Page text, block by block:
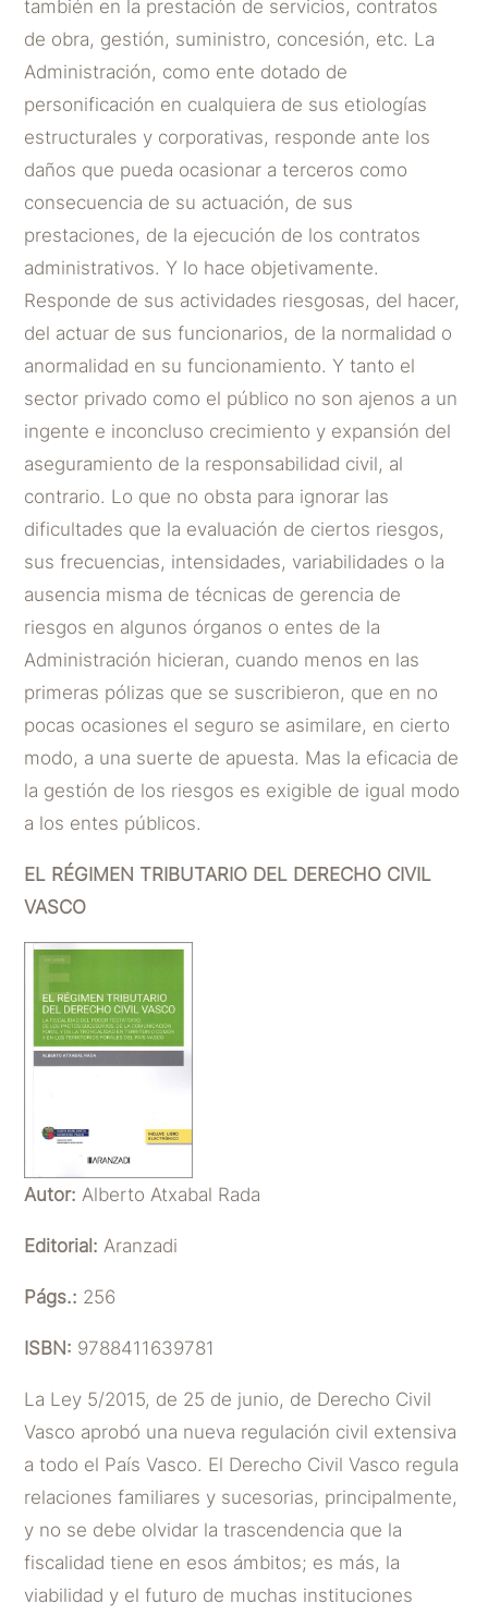
también en la prestación de servicios, contratos
de obra, gestión, suministro, concesión, etc. La
Administración, como ente dotado de
personificación en cualquiera de sus etiologías
estructurales y corporativas, responde ante los
daños que pueda ocasionar a terceros como
consecuencia de su actuación, de sus
prestaciones, de la ejecución de los contratos
administrativos. Y lo hace objetivamente.
Responde de sus actividades riesgosas, del hacer,
del actuar de sus funcionarios, de la normalidad o
anormalidad en su funcionamiento. Y tanto el
sector privado como el público no son ajenos a un
ingente e inconcluso crecimiento y expansión del
aseguramiento de la responsabilidad civil, al
contrario. Lo que no obsta para ignorar las
dificultades que la evaluación de ciertos riesgos,
sus frecuencias, intensidades, variabilidades o la
ausencia misma de técnicas de gerencia de
riesgos en algunos órganos o entes de la
Administración hicieran, cuando menos en las
primeras pólizas que se suscribieron, que en no
pocas ocasiones el seguro se asimilare, en cierto
modo, a una suerte de apuesta. Mas la eficacia de
la gestión de los riesgos es exigible de igual modo
a los entes públicos.
EL RÉGIMEN TRIBUTARIO DEL DERECHO CIVIL
VASCO
Autor:Alberto Atxabal Rada
Editorial: Aranzadi
Págs.: 256
ISBN: 9788411639781
La Ley 5/2015, de 25 de junio, de Derecho Civil
Vasco aprobó una nueva regulación civil extensiva
a todo el País Vasco. El Derecho Civil Vasco regula
relaciones familiares y sucesorias, principalmente,
y no se debe olvidar la trascendencia que la
fiscalidad tiene en esos ámbitos; es más, la
viabilidad y el futuro de muchas instituciones